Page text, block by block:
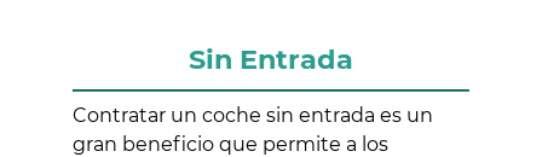
Sin Entrada
Contratar un coche sin entrada es un
gran beneficio que permite a los